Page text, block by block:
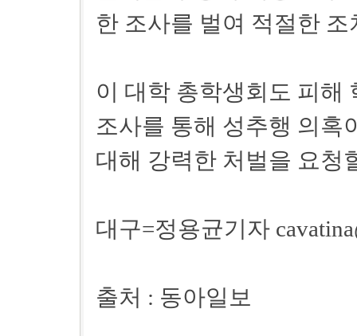
한 조사를 벌여 적절한
이 대학 총학생회도 피해
조사를 통해 성추행 의혹
대해 강력한 처벌을 요청
대구=정용균기자
출처 : 동아일보